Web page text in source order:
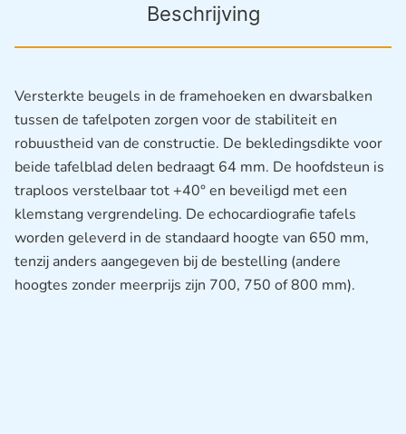
Beschrijving
Versterkte beugels in de framehoeken en dwarsbalken
tussen de tafelpoten zorgen voor de stabiliteit en
robuustheid van de constructie. De bekledingsdikte voor
beide tafelblad delen bedraagt ​​64 mm. De hoofdsteun is
traploos verstelbaar tot +40° en beveiligd met een
klemstang vergrendeling. De echocardiografie tafels
worden geleverd in de standaard hoogte van 650 mm,
tenzij anders aangegeven bij de bestelling (andere
hoogtes zonder meerprijs zijn 700, 750 of 800 mm).